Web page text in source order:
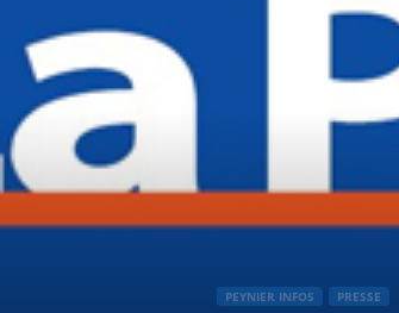
PEYNIER INFOS PRESSE